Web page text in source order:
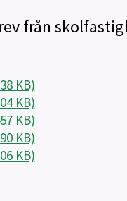
från
KB)
KB)
KB)
KB)
KB)